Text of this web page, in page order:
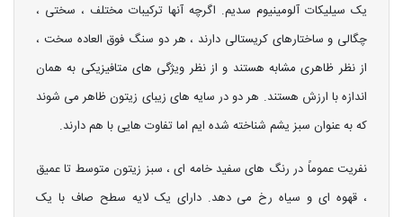
یک سیلیکات آلومینیوم سدیم. اگرچه آنها ترکیبات مختلف ، سختی ،
چگالی و ساختارهای کریستالی دارند ، هر دو سنگ فوق العاده سخت ،
از نظر ظاهری مشابه هستند و از نظر ویژگی های متافیزیکی به همان
اندازه با ارزش هستند. هر دو در سایه های زیبای زیتون ظاهر می شوند
که به عنوان سبز یشم شناخته شده ایم اما تفاوت هایی با هم دارند.
نفریت عموماً در رنگ های سفید خامه ای ، سبز زیتون متوسط ​​تا عمیق
، قهوه ای و سیاه رخ می دهد. دارای یک لایه سطح صاف با یک